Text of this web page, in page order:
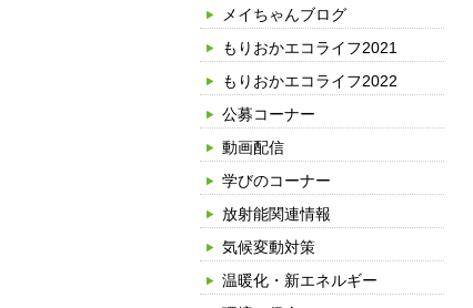
メイちゃんブログ
もりおかエコライフ2021
もりおかエコライフ2022
公募コーナー
動画配信
学びのコーナー
放射能関連情報
気候変動対策
温暖化・新エネルギー